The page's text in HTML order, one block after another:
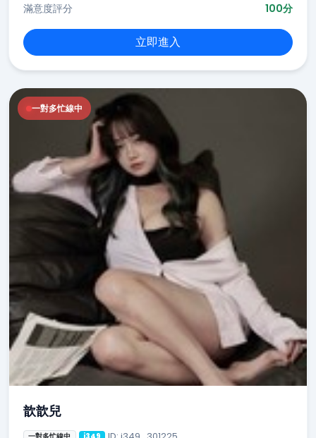
滿意度評分
100分
立即進入
一對多忙線中
歆歆兒